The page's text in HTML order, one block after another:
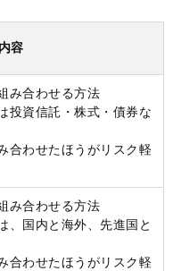
内容
み合わせる方法
投資信託・株式・債券な
合わせたほうがリスク軽
み合わせる方法
、国内と海外、先進国と
合わせたほうがリスク軽